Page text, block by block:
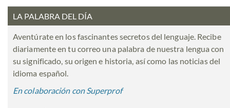
LA PALABRA DEL DÍA
Aventúrate en los fascinantes secretos del lenguaje. Recibe
diariamente en tu correo una palabra de nuestra lengua con
su significado, su origen e historia, así como las noticias del
idioma español.
En colaboración con Superprof